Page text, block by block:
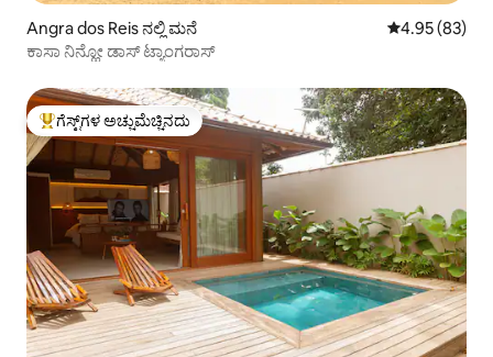
Angra dos Reis ನಲ್ಲಿ ಮನೆ 5 ರಲ್ಲಿ 4.95
4.95 (83)
ಕಾಸಾ ನಿನ್ಹೋ ಡಾಸ್ ಟ್ಯಾಂಗರಾಸ್
ಗೆಸ್ಟ್‌ಗಳಿಗೆ ಅತಿ ಹೆಚ್ಚು ಅಚ್ಚುಮೆಚ್ಚಿನದು
ಗೆಸ್ಟ್‌ಗಳ ಅಚ್ಚುಮೆಚ್ಚಿನದು